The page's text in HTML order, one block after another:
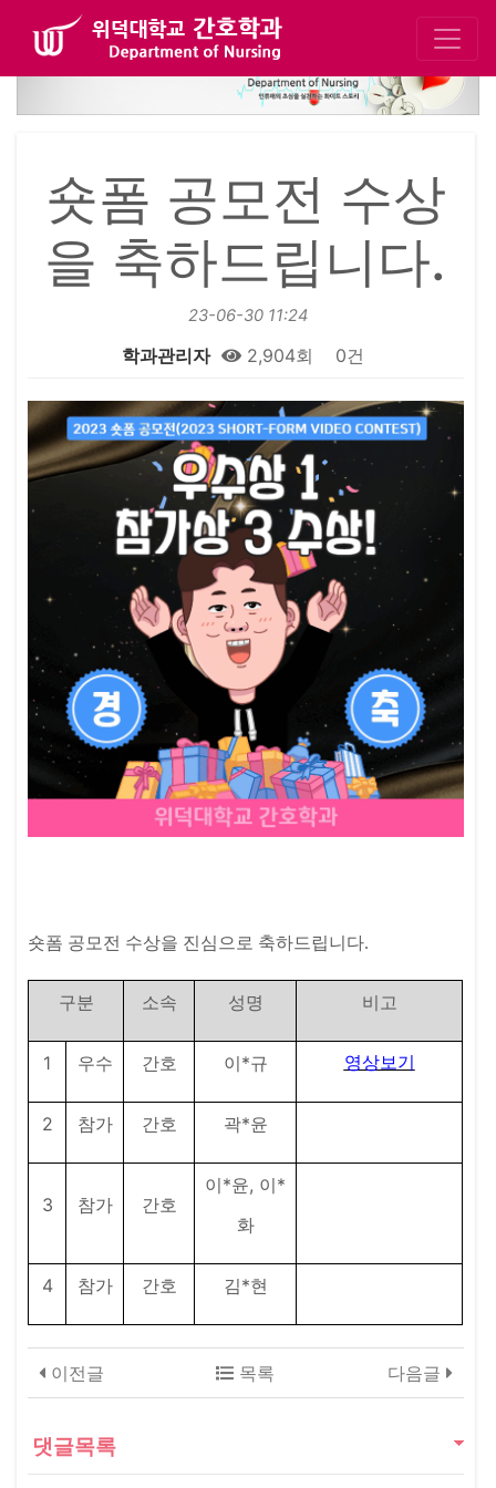
숏폼 공모전 수상
을 축하드립니다.
23-06-30 11:24
학과관리자 2,904회 0건
본문
숏폼 공모전 수상을 진심으로 축하드립니다.
구분 소속 성명 비고
1 우수 간호 이 *규 영상보기
2 참가 간호 곽*윤
3 참가 간호
이 *윤, 이 *
화
4 참가 간호 김*현
이전글 다음글
목록
댓글목록